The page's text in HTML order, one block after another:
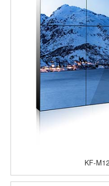
KF-M12